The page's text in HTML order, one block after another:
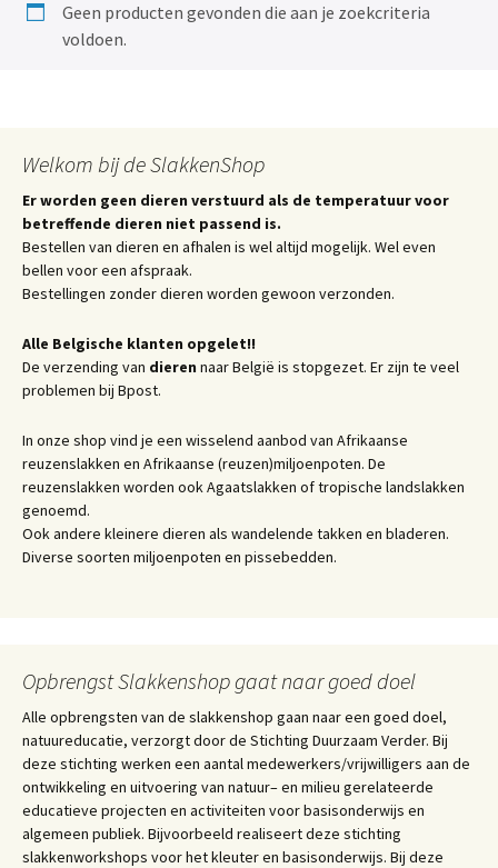
Geen producten gevonden die aan je zoekcriteria
voldoen.
Welkom bij de SlakkenShop
Er worden geen dieren verstuurd als de temperatuur voor
betreffende dieren niet passend is.
Bestellen van dieren en afhalen is wel altijd mogelijk. Wel even
bellen voor een afspraak.
Bestellingen zonder dieren worden gewoon verzonden.
Alle Belgische klanten opgelet!!
De verzending van dieren naar België is stopgezet. Er zijn te veel
problemen bij Bpost.
In onze shop vind je een wisselend aanbod van Afrikaanse
reuzenslakken en Afrikaanse (reuzen)miljoenpoten. De
reuzenslakken worden ook Agaatslakken of tropische landslakken
genoemd.
Ook andere kleinere dieren als wandelende takken en bladeren.
Diverse soorten miljoenpoten en pissebedden.
Opbrengst Slakkenshop gaat naar goed doel
Alle opbrengsten van de slakkenshop gaan naar een goed doel,
natuureducatie, verzorgt door de Stichting Duurzaam Verder. Bij
deze stichting werken een aantal medewerkers/vrijwilligers aan de
ontwikkeling en uitvoering van natuur– en milieu gerelateerde
educatieve projecten en activiteiten voor basisonderwijs en
algemeen publiek. Bijvoorbeeld realiseert deze stichting
slakkenworkshops voor het kleuter en basisonderwijs. Bij deze